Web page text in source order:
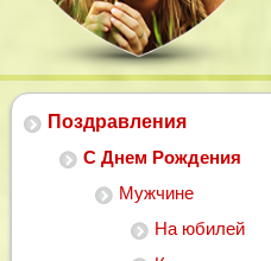
Поздравления
С Днем Рождения
Мужчине
На юбилей